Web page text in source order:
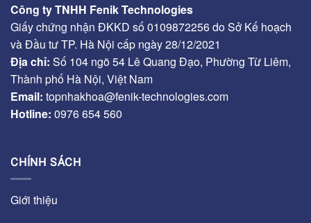
Công ty TNHH Fenik Technologies
Giấy chứng nhận ĐKKD số 0109872256 do Sở Kế hoạch
và Đầu tư TP. Hà Nội cấp ngày 28/12/2021
Địa chỉ: Số 104 ngõ 54 Lê Quang Đạo, Phường Từ Liêm,
Thành phố Hà Nội, Việt Nam
Email: topnhakhoa@fenik-technologies.com
Hotline: 0976 654 560
CHÍNH SÁCH
Giới thiệu